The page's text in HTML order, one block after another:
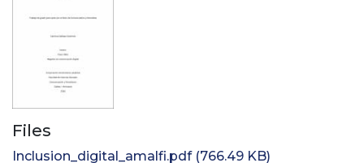
Files
Inclusion_digital_amalfi.pdf(766.49 KB)